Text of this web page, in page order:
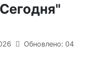
Обновлено: 04